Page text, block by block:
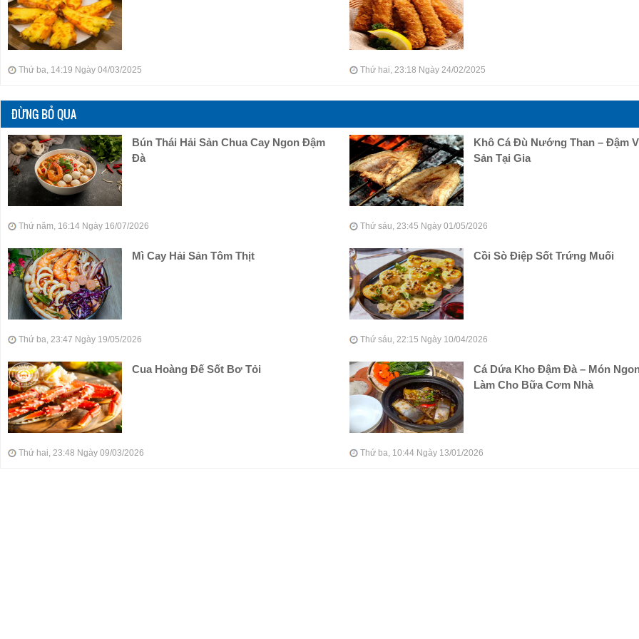
Thứ ba, 14:19 Ngày 04/03/2025 Thứ hai, 23:18 Ngày 24/02/2025
ĐỪNG BỎ QUA
Bún Thái Hải Sản Chua Cay Ngon Đậm
Đà
Thứ năm, 16:14 Ngày 16/07/2026
Khô Cá Đù Nướng Than – Đậm
Sản Tại Gia
Thứ sáu, 23:45 Ngày 01/05/2026
Mì Cay Hải Sản Tôm Thịt
Thứ ba, 23:47 Ngày 19/05/2026
Cồi Sò Điệp Sốt Trứng Muối
Thứ sáu, 22:15 Ngày 10/04/2026
Cua Hoàng Đế Sốt Bơ Tỏi
Thứ hai, 23:48 Ngày 09/03/2026
Cá Dứa Kho Đậm Đà – Món
Làm Cho Bữa Cơm Nhà
Thứ ba, 10:44 Ngày 13/01/2026